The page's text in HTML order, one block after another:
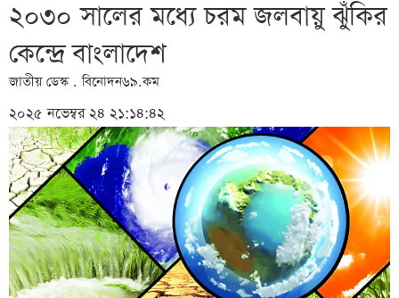
২০৩০ সালের মধ্যে চরম জলবায়ু ঝুঁকির
কেন্দ্রে বাংলাদেশ
জাতীয় ডেস্ক . বিনোদন৬৯.কম
২০২৫ নভেম্বর ২৪ ২১:১৪:৪২